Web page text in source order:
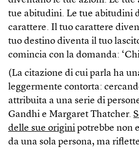
tue abitudini. Le tue abitudini
carattere. Il tuo carattere
tuo destino diventa il tuo
comincia con la domanda:
(La citazione di cui parla ha
leggermente contorta:
attribuita a una serie di
Gandhi e Margaret Thatcher.
delle sue origini potrebbe non
da una sola persona, ma